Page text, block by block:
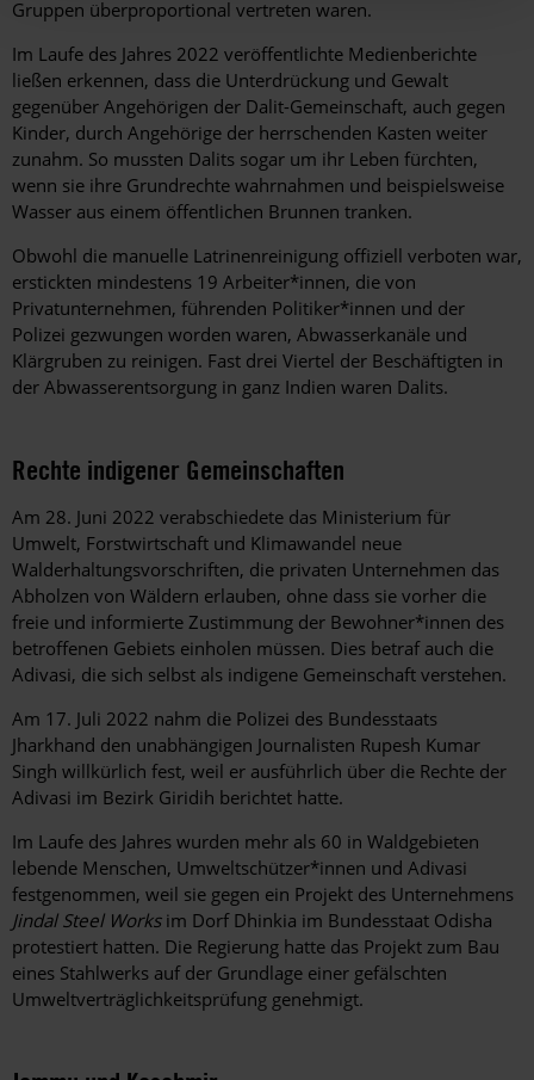
Gruppen überproportional vertreten waren.
Im Laufe des Jahres 2022 veröffentlichte Medienberichte
ließen erkennen, dass die Unterdrückung und Gewalt
gegenüber Angehörigen der Dalit-Gemeinschaft, auch gegen
Kinder, durch Angehörige der herrschenden Kasten weiter
zunahm. So mussten Dalits sogar um ihr Leben fürchten,
wenn sie ihre Grundrechte wahrnahmen und beispielsweise
Wasser aus einem öffentlichen Brunnen tranken.
Obwohl die manuelle Latrinenreinigung offiziell verboten war,
erstickten mindestens 19 Arbeiter*innen, die von
Privatunternehmen, führenden Politiker*innen und der
Polizei gezwungen worden waren, Abwasserkanäle und
Klärgruben zu reinigen. Fast drei Viertel der Beschäftigten in
der Abwasserentsorgung in ganz Indien waren Dalits.
Rechte indigener Gemeinschaften
Am 28. Juni 2022 verabschiedete das Ministerium für
Umwelt, Forstwirtschaft und Klimawandel neue
Walderhaltungsvorschriften, die privaten Unternehmen das
Abholzen von Wäldern erlauben, ohne dass sie vorher die
freie und informierte Zustimmung der Bewohner*innen des
betroffenen Gebiets einholen müssen. Dies betraf auch die
Adivasi, die sich selbst als indigene Gemeinschaft verstehen.
Am 17. Juli 2022 nahm die Polizei des Bundesstaats
Jharkhand den unabhängigen Journalisten Rupesh Kumar
Singh willkürlich fest, weil er ausführlich über die Rechte der
Adivasi im Bezirk Giridih berichtet hatte.
Im Laufe des Jahres wurden mehr als 60 in Waldgebieten
lebende Menschen, Umweltschützer*innen und Adivasi
festgenommen, weil sie gegen ein Projekt des Unternehmens
Jindal Steel Worksim Dorf Dhinkia im Bundesstaat Odisha
protestiert hatten. Die Regierung hatte das Projekt zum Bau
eines Stahlwerks auf der Grundlage einer gefälschten
Umweltverträglichkeitsprüfung genehmigt.